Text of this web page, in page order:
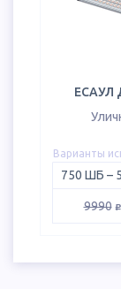
ЕСАУЛ
Варианты
9990